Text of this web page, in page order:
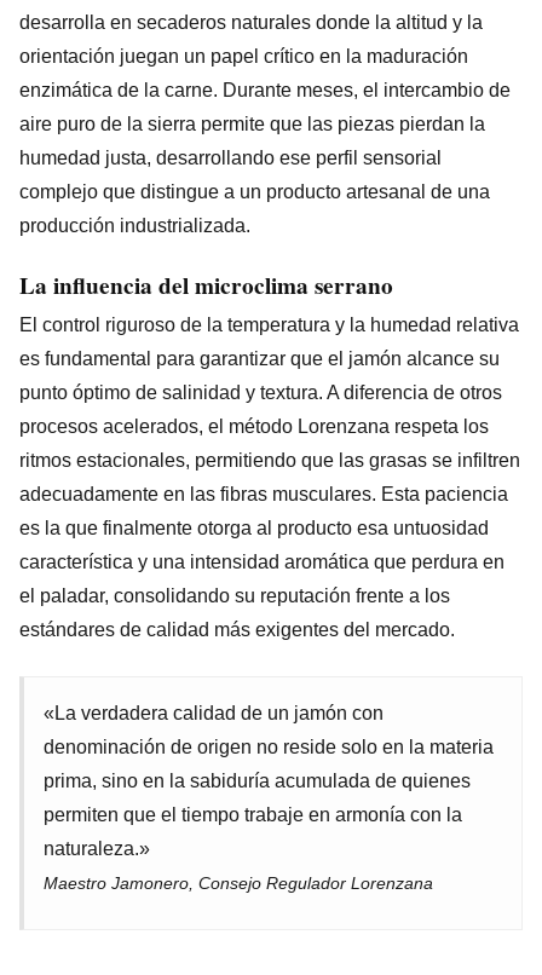
desarrolla en secaderos naturales donde la altitud y la
orientación juegan un papel crítico en la maduración
enzimática de la carne. Durante meses, el intercambio de
aire puro de la sierra permite que las piezas pierdan la
humedad justa, desarrollando ese perfil sensorial
complejo que distingue a un producto artesanal de una
producción industrializada.
La influencia del microclima serrano
El control riguroso de la temperatura y la humedad relativa
es fundamental para garantizar que el jamón alcance su
punto óptimo de salinidad y textura. A diferencia de otros
procesos acelerados, el método Lorenzana respeta los
ritmos estacionales, permitiendo que las grasas se infiltren
adecuadamente en las fibras musculares. Esta paciencia
es la que finalmente otorga al producto esa untuosidad
característica y una intensidad aromática que perdura en
el paladar, consolidando su reputación frente a los
estándares de calidad más exigentes del mercado.
«La verdadera calidad de un jamón con
denominación de origen no reside solo en la materia
prima, sino en la sabiduría acumulada de quienes
permiten que el tiempo trabaje en armonía con la
naturaleza.»
Maestro Jamonero, Consejo Regulador Lorenzana